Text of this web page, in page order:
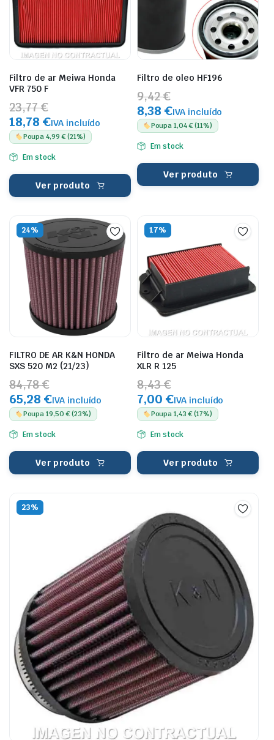
Filtro de ar Meiwa Honda
VFR 750 F
23,77 €
18,78 €IVA incluído
Poupa 4,99 € (21%)
Em stock
Ver produto
Filtro de oleo HF196
9,42 €
8,38 €IVA incluído
Poupa 1,04 € (11%)
Em stock
Ver produto
24%
FILTRO DE AR K&N HONDA
SXS 520 M2 (21/23)
84,78 €
65,28 €IVA incluído
Poupa 19,50 € (23%)
Em stock
Ver produto
17%
Filtro de ar Meiwa Honda
XLR R 125
8,43 €
7,00 €IVA incluído
Poupa 1,43 € (17%)
Em stock
Ver produto
23%